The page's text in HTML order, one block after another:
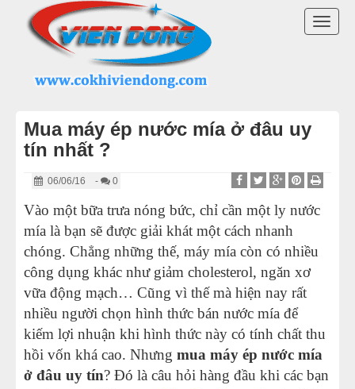
Mua máy ép nước mía ở đâu uy
tín nhất ?
06/06/16 - 0
Vào một bữa trưa nóng bức, chỉ cần một ly nước
mía là bạn sẽ được giải khát một cách nhanh
chóng. Chẳng những thế, máy mía còn có nhiều
công dụng khác như giảm cholesterol, ngăn xơ
vữa động mạch… Cũng vì thế mà hiện nay rất
nhiều người chọn hình thức bán nước mía để
kiếm lợi nhuận khi hình thức này có tính chất thu
hồi vốn khá cao. Nhưng mua máy ép nước mía
ở đâu uy tín? Đó là câu hỏi hàng đầu khi các bạn
DANH MỤC SẢN PHẨM
MÁY ÉP MÍA 2025
MÁY ÉP NƯỚC MÍA ĐỂ BÀN
XE NƯỚC MÍA SIÊU SẠCH
MÁY CẠO VỎ MÍA
MÁY ÉP LY NƯỚC MÍA
MÁY PHỤC VỤ GIẢI KHÁT
LINH KIỆN MÁY ÉP MÍA
THIẾT BỊ KHÁC